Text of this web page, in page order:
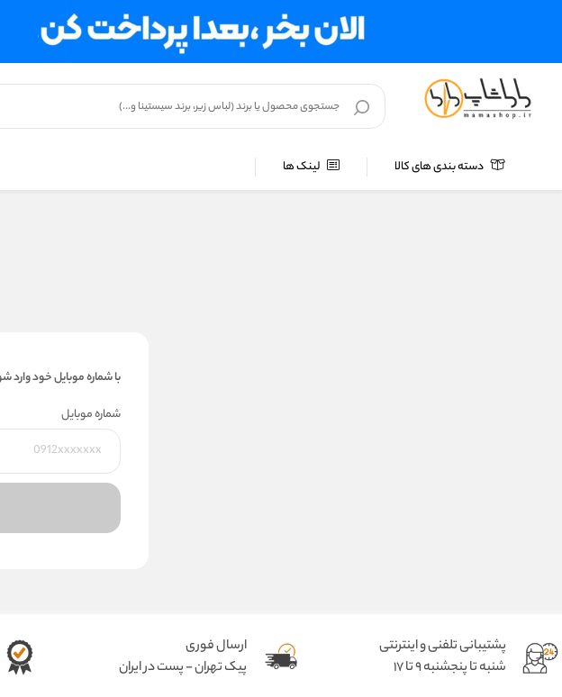
دسته بندی های کالا لینک ها
با شماره موبایل خود وارد
شماره موبایل
پشتیبانی تلفنی و اینترنتی
شنبه تا پنجشنبه 9 تا 17
ارسال فوری
پیک تهران - پست در ایران